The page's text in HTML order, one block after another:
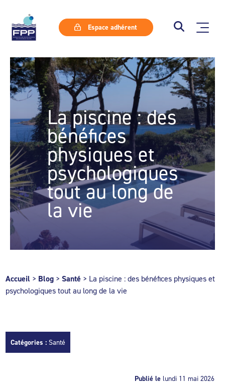
Espace adhérent
La piscine : des
bénéfices
physiques et
psychologiques
tout au long de
la vie
Accueil > Blog >Santé > La piscine : des bénéfices physiques et
psychologiques tout au long de la vie
Catégories :Santé
Publié le lundi 11 mai 2026